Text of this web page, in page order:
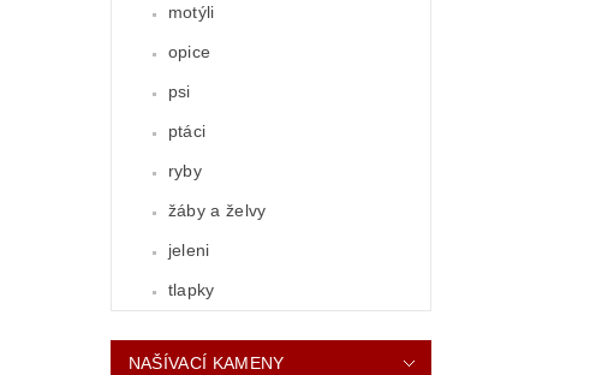
motýli
opice
psi
ptáci
ryby
žáby a želvy
jeleni
tlapky
NAŠÍVACÍ KAMENY